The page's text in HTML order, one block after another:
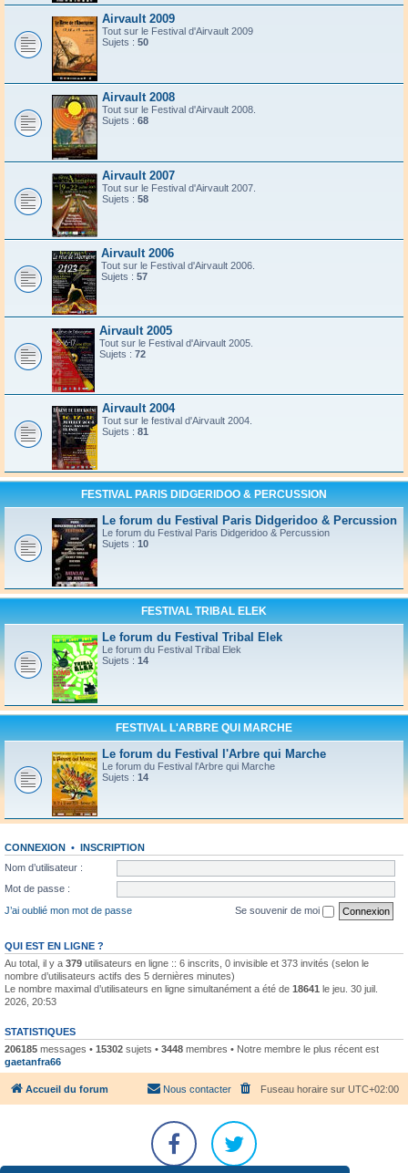
Airvault 2009
Tout sur le Festival d'Airvault 2009
Sujets : 50
Airvault 2008
Tout sur le Festival d'Airvault 2008.
Sujets : 68
Airvault 2007
Tout sur le Festival d'Airvault 2007.
Sujets : 58
Airvault 2006
Tout sur le Festival d'Airvault 2006.
Sujets : 57
Airvault 2005
Tout sur le Festival d'Airvault 2005.
Sujets : 72
Airvault 2004
Tout sur le festival d'Airvault 2004.
Sujets : 81
FESTIVAL PARIS DIDGERIDOO & PERCUSSION
Le forum du Festival Paris Didgeridoo & Percussion
Le forum du Festival Paris Didgeridoo & Percussion
Sujets : 10
FESTIVAL TRIBAL ELEK
Le forum du Festival Tribal Elek
Le forum du Festival Tribal Elek
Sujets : 14
FESTIVAL L'ARBRE QUI MARCHE
Le forum du Festival l'Arbre qui Marche
Le forum du Festival l'Arbre qui Marche
Sujets : 14
CONNEXION • INSCRIPTION
Nom d’utilisateur :
Mot de passe :
J’ai oublié mon mot de passe
Se souvenir de moi
QUI EST EN LIGNE ?
Au total, il y a 379 utilisateurs en ligne :: 6 inscrits, 0 invisible et 373 invités (selon le
nombre d’utilisateurs actifs des 5 dernières minutes)
Le nombre maximal d’utilisateurs en ligne simultanément a été de 18641 le jeu. 30 juil.
2026, 20:53
STATISTIQUES
206185 messages • 15302 sujets • 3448 membres • Notre membre le plus récent est
gaetanfra66
Accueil du forum Fuseau horaire sur UTC+02:00
Nous contacter